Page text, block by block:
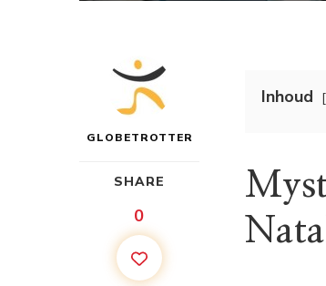
GLOBETROTTER
SHARE
0
Inhoud